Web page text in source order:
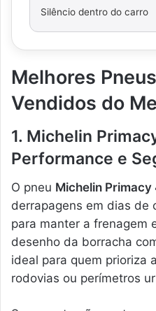
Silêncio dentro do carro
Melhores
Vendidos do
1. Michelin
Performance e
O pneu Michelin Primacy
derrapagens em dias de
para manter a frenagem
desenho da borracha
ideal para quem prioriza
rodovias ou perímetros